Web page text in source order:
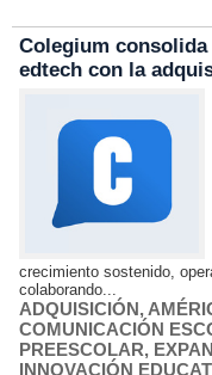
Colegium
edtech con la
crecimiento sostenido,
colaborando...
ADQUISICIÓN,
COMUNICACIÓN
PREESCOLAR,
INNOVACIÓN